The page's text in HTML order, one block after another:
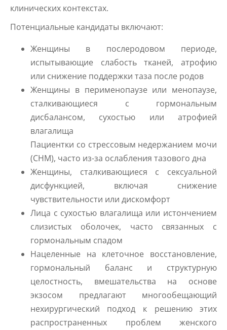
клинических контекстах.
Потенциальные кандидаты включают:
Женщины в послеродовом периоде,
испытывающие слабость тканей, атрофию
или снижение поддержки таза после родов
Женщины в перименопаузе или менопаузе,
сталкивающиеся с гормональным
дисбалансом, сухостью или атрофией
влагалища
Пациентки со стрессовым недержанием мочи
(СНМ), часто из-за ослабления тазового дна
Женщины, сталкивающиеся с сексуальной
дисфункцией, включая снижение
чувствительности или дискомфорт
Лица с сухостью влагалища или истончением
слизистых оболочек, часто связанных с
гормональным спадом
Нацеленные на клеточное восстановление,
гормональный баланс и структурную
целостность, вмешательства на основе
экзосом предлагают многообещающий
нехирургический подход к решению этих
распространенных проблем женского